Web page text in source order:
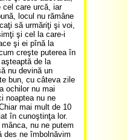
cel care urcă, iar
locul nu rămâne
să urmăriţi şi voi,
şi cel la care-i
şi ei pînă la
creşte puterea în
de la
nu devină un
bun, cu câteva zile
ochilor nu mai
noaptea nu ne
mai mult de 10
în cunoştinţa lor.
nu ne putem
des ne îmbolnăvim